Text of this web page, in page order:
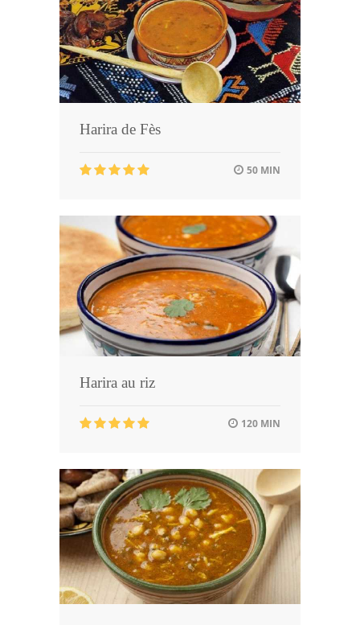
Harira de Fès
50 MIN
Harira au riz
120 MIN